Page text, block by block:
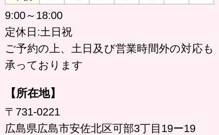
9:00～18:00
定休日:土日祝
ご予約の上、土日及び営業時間外の対応も
承っております
【所在地】
〒731-0221
広島県広島市安佐北区可部3丁目19ー19